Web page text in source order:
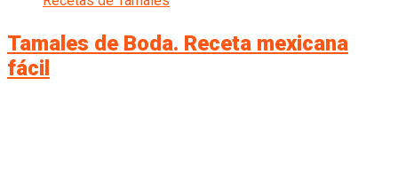
Tamales de Boda. Receta mexicana
fácil